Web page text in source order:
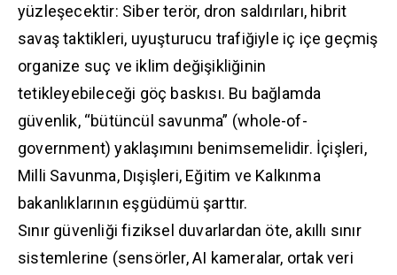
yüzleşecektir: Siber terör, dron saldırıları, hibrit
savaş taktikleri, uyuşturucu trafiğiyle iç içe geçmiş
organize suç ve iklim değişikliğinin
tetikleyebileceği göç baskısı. Bu bağlamda
güvenlik, “bütüncül savunma” (whole-of-
government) yaklaşımını benimsemelidir. İçişleri,
Milli Savunma, Dışişleri, Eğitim ve Kalkınma
bakanlıklarının eşgüdümü şarttır.
Sınır güvenliği fiziksel duvarlardan öte, akıllı sınır
sistemlerine (sensörler, AI kameralar, ortak veri